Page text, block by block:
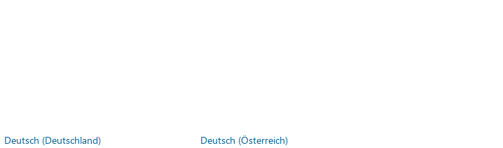
Deutsch (Deutschland)
Deutsch (Österreich)